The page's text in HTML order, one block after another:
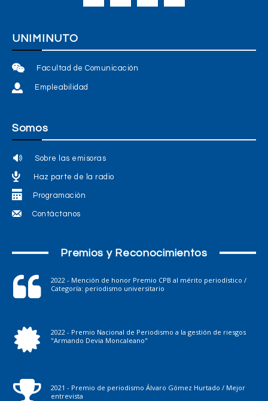
UNIMINUTO
Facultad de Comunicación
Empleabilidad
Somos
Sobre las emisoras
Haz parte de la radio
Programación
Contáctanos
Premios y Reconocimientos
2022 - Mención de honor Premio CPB al mérito periodístico /
Categoría: periodismo universitario
2022 - Premio Nacional de Periodismo a la gestión de riesgos
"Armando Devia Moncaleano"
2021 - Premio de periodismo Álvaro Gómez Hurtado / Mejor
entrevista